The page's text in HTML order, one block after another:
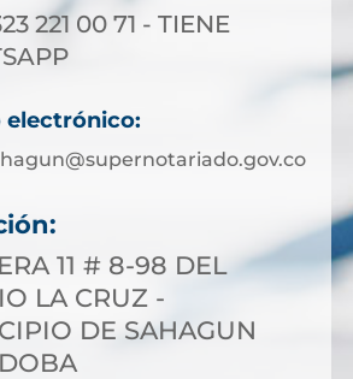
221 00 71 - TIENE
electrónico:
11 # 8-98 DEL
LA CRUZ -
DE SAHAGUN